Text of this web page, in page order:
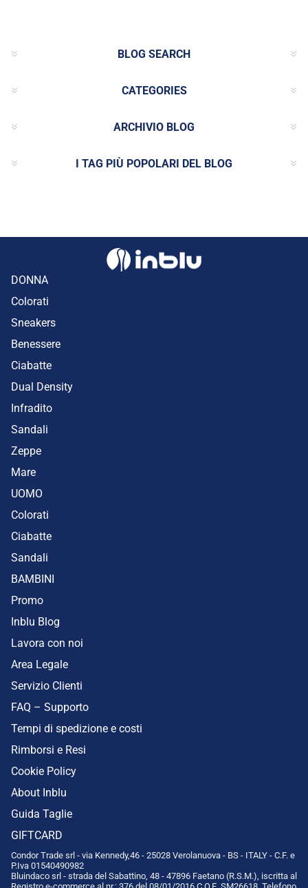
BLOG SEARCH
CATEGORIES
ARCHIVIO BLOG
I TAG PIÙ POPOLARI DEL BLOG
DONNA
Colorati
Sneakers
Benessere
Ciabatte
Dual Density
Infradito
Sandali
Zeppe
Mare
UOMO
Colorati
Ciabatte
Sandali
BAMBINI
Promo
Inblu Blog
Lavora con noi
Area Legale
Servizio Clienti
FAQ – Supporto
Tempi di spedizione e costi
Rimborsi e Resi
Cookie Policy
About Inblu
Guida Taglie
GIFTCARD
Condor Trade srl - via Kennedy,46 - 25028 Verolanuova - BS - ITALY - C.F. e
P.Iva 01540490982
Bluindaco srl - strada del Sabattino, 48 - 47896 Faetano (R.S.M.), iscritta al